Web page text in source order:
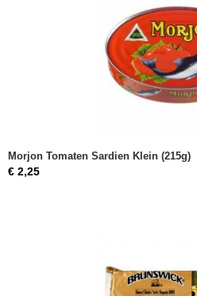
Morjon Tomaten Sardien Klein (215g)
€ 2,25